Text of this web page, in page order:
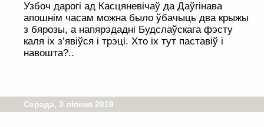
Узбоч дарогі ад Касцяневічаў да Даўгінава
апошнім часам можна было ўбачыць два крыжы
з бярозы, а напярэдадні Будслаўскага фэсту
каля іх з’явіўся і трэці. Хто іх тут паставіў і
навошта?..
Серада, 3 ліпеня 2019